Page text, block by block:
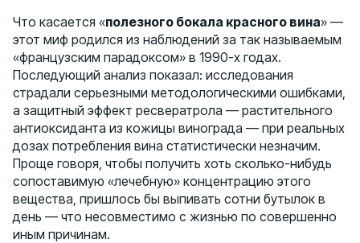
Что касается «полезного бокала красного вина» —
этот миф родился из наблюдений за так называемым
«французским парадоксом» в 1990-х годах.
Последующий анализ показал: исследования
страдали серьезными методологическими ошибками,
а защитный эффект ресвератрола — растительного
антиоксиданта из кожицы винограда — при реальных
дозах потребления вина статистически незначим.
Проще говоря, чтобы получить хоть сколько-нибудь
сопоставимую «лечебную» концентрацию этого
вещества, пришлось бы выпивать сотни бутылок в
день — что несовместимо с жизнью по совершенно
иным причинам.